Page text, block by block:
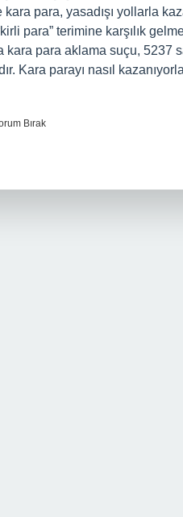
para, yasadışı yollarla
para” terimine karşılık
kara para aklama suçu, 5237
Kara parayı nasıl
Bırak